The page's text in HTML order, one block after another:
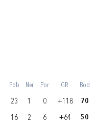
Pob Ner Por GR Bod
23 1 0 +118 70
16 2 6 +64 50